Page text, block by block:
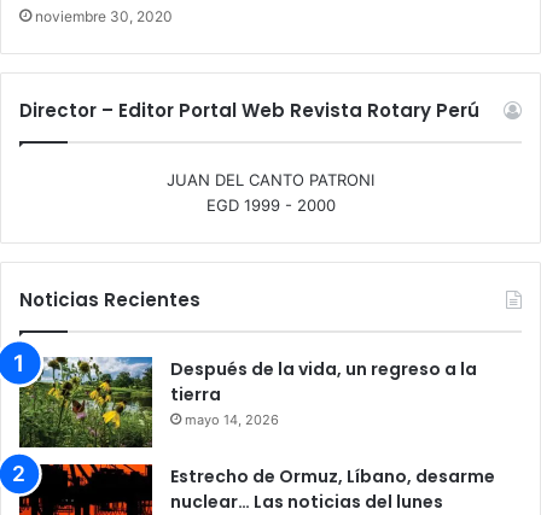
noviembre 30, 2020
Director – Editor Portal Web Revista Rotary Perú
JUAN DEL CANTO PATRONI
EGD 1999 - 2000
Noticias Recientes
Después de la vida, un regreso a la
tierra
mayo 14, 2026
Estrecho de Ormuz, Líbano, desarme
nuclear… Las noticias del lunes